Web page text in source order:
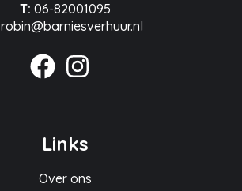
T: 06-82001095
robin@barniesverhuur.nl
Links
Over ons